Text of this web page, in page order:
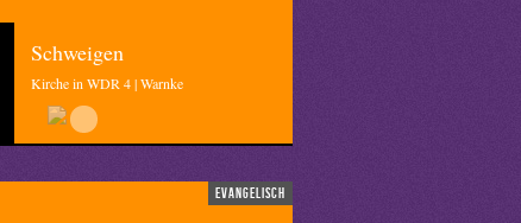
Schweigen
Kirche in WDR 4 | Warnke
evangelisch